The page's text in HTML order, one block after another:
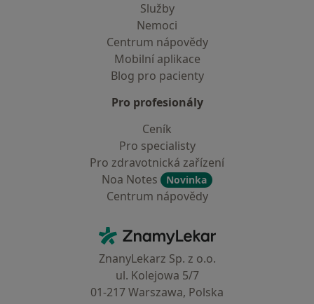
Služby
Nemoci
Centrum nápovědy
Mobilní aplikace
Blog pro pacienty
Pro profesionály
Ceník
Pro specialisty
Pro zdravotnická zařízení
Noa Notes
Novinka
Centrum nápovědy
ZnamyLekar - Hlavní stránka
ZnanyLekarz Sp. z o.o.
ul. Kolejowa 5/7
01-217 Warszawa, Polska